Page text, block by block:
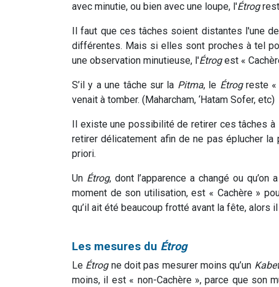
avec minutie, ou bien avec une loupe, l'Étrog
Il faut que ces tâches soient distantes l'une
différentes. Mais si elles sont proches à tel
une observation minutieuse, l'Étrogest «
S’il y a une tâche sur la Pitma, le Étrogreste «
venait à tomber. (Maharcham, ‘Hatam Sofer, etc)
Il existe une possibilité de retirer ces tâches
retirer délicatement afin de ne pas éplucher la
priori.
Un Étrog, dont l’apparence a changé ou qu’on
moment de son utilisation, est « Cachère »
qu’il ait été beaucoup frotté avant la fête, alors
Les mesures du Étrog
Le Étrogne doit pas mesurer moins qu’un
moins, il est « non-Cachère », parce que son